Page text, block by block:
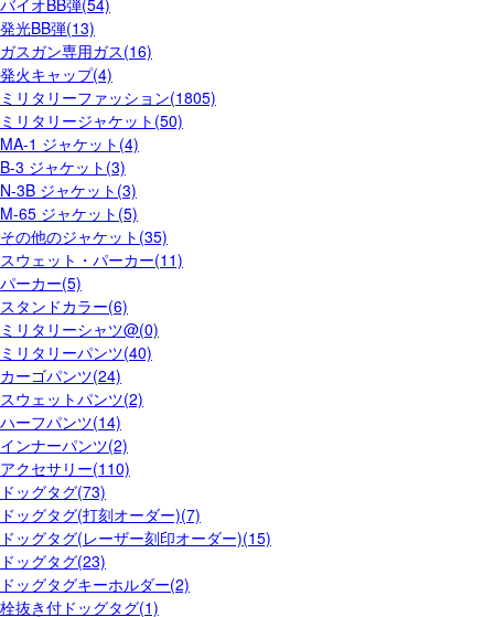
バイオBB弾(54)
発光BB弾(13)
ガスガン専用ガス(16)
発火キャップ(4)
ミリタリーファッション(1805)
ミリタリージャケット(50)
MA-1 ジャケット(4)
B-3 ジャケット(3)
N-3B ジャケット(3)
M-65 ジャケット(5)
その他のジャケット(35)
スウェット・パーカー(11)
パーカー(5)
スタンドカラー(6)
ミリタリーシャツ@(0)
ミリタリーパンツ(40)
カーゴパンツ(24)
スウェットパンツ(2)
ハーフパンツ(14)
インナーパンツ(2)
アクセサリー(110)
ドッグタグ(73)
ドッグタグ(打刻オーダー)(7)
ドッグタグ(レーザー刻印オーダー)(15)
ドッグタグ(23)
ドッグタグキーホルダー(2)
栓抜き付ドッグタグ(1)